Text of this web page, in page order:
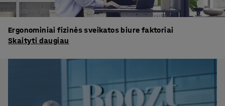
Ergonominiai fizinės sveikatos biure faktoriai
Skaityti daugiau